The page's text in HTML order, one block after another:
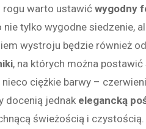
rogu warto ustawić wygodny
nie tylko wygodne siedzenie,
wystroju będzie również
, na których można
ciężkie barwy –
docenią jednak elegancką
świeżością i czystością.